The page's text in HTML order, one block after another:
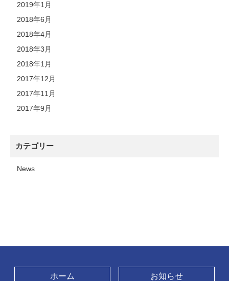
2019年1月
2018年6月
2018年4月
2018年3月
2018年1月
2017年12月
2017年11月
2017年9月
カテゴリー
News
ホーム お知らせ